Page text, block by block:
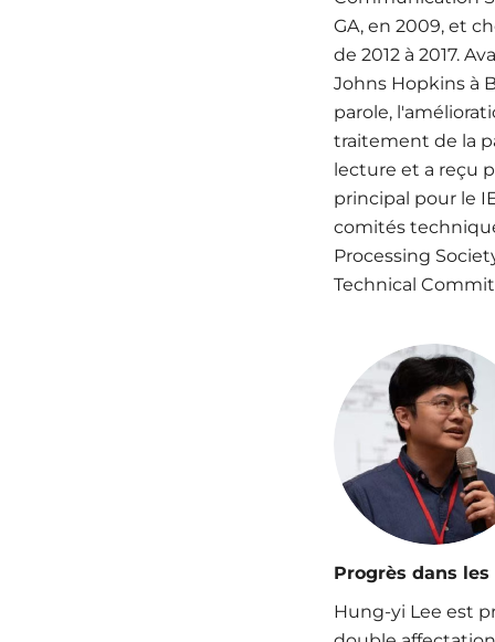
GA, en 2009, et
de 2012 à 2017.
Johns Hopkins à
parole,
traitement de la
lecture et a reçu
principal pour le
comités
Processing
Technical
Progrès dans
Hung-yi Lee est